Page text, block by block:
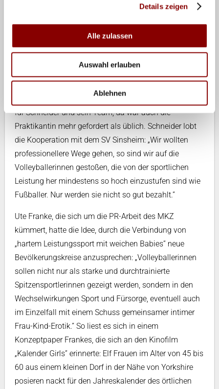
Details zeigen
Alle zulassen
Auswahl erlauben
Ablehnen
Geburtshilfe ist Dr. Thomas Schneider, zu dessen Team
fünfzehn Babys im MKZ zur Welt kamen. Die Folgen
der Fastnacht im Februar, wurde gemunkelt. Viel Arbeit
für Schneider und sein Team, da war auch die
Praktikantin mehr gefordert als üblich. Schneider lobt
die Kooperation mit dem SV Sinsheim: „Wir wollten
professionellere Wege gehen, so sind wir auf die
Volleyballerinnen gestoßen, die von der sportlichen
Leistung her mindestens so hoch einzustufen sind wie
Fußballer. Nur werden sie nicht so gut bezahlt.”
Ute Franke, die sich um die PR-Arbeit des MKZ
kümmert, hatte die Idee, durch die Verbindung von
„hartem Leistungssport mit weichen Babies” neue
Bevölkerungskreise anzusprechen: „Volleyballerinnen
sollen nicht nur als starke und durchtrainierte
Spitzensportlerinnen gezeigt werden, sondern in den
Wechselwirkungen Sport und Fürsorge, eventuell auch
im Einzelfall mit einem Schuss gemeinsamer intimer
Frau-Kind-Erotik.” So liest es sich in einem
Konzeptpaper Frankes, die sich an den Kinofilm
„Kalender Girls” erinnerte: Elf Frauen im Alter von 45 bis
60 aus einem kleinen Dorf in der Nähe von Yorkshire
posieren nackt für den Jahreskalender des örtlichen